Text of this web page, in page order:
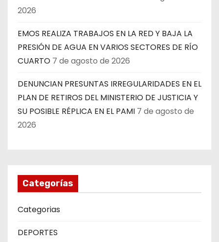
2026
EMOS REALIZA TRABAJOS EN LA RED Y BAJA LA
PRESIÓN DE AGUA EN VARIOS SECTORES DE RÍO
CUARTO 7 de agosto de 2026
DENUNCIAN PRESUNTAS IRREGULARIDADES EN EL
PLAN DE RETIROS DEL MINISTERIO DE JUSTICIA Y
SU POSIBLE RÉPLICA EN EL PAMI 7 de agosto de
2026
Categorías
Categorias
DEPORTES